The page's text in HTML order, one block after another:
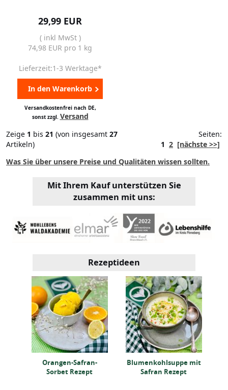
29,99 EUR
( inkl MwSt )
74,98 EUR pro 1 kg
Lieferzeit:1-3 Werktage*
In den Warenkorb
Versandkostenfrei nach DE,
sonst zzgl. Versand
Zeige 1 bis 21 (von insgesamt 27
Artikeln)
Seiten:
1 2 [nächste >>]
Was Sie über unsere Preise und Qualitäten wissen sollten.
Mit Ihrem Kauf unterstützen Sie
zusammen mit uns:
Rezeptideen
Orangen-Safran-
Sorbet Rezept
Blumenkohlsuppe mit
Safran Rezept